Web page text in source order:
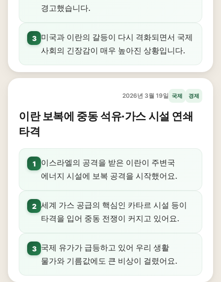
경고했습니다.
3
미국과 이란의 갈등이 다시 격화되면서 국제
사회의 긴장감이 매우 높아진 상황입니다.
2026년 3월 19일 국제 경제
이란 보복에 중동 석유·가스 시설 연쇄
타격
1
이스라엘의 공격을 받은 이란이 주변국
에너지 시설에 보복 공격을 시작했어요.
2 세계 가스 공급의 핵심인 카타르 시설 등이
타격을 입어 중동 전쟁이 커지고 있어요.
3
국제 유가가 급등하고 있어 우리 생활
물가와 기름값에도 큰 비상이 걸렸어요.